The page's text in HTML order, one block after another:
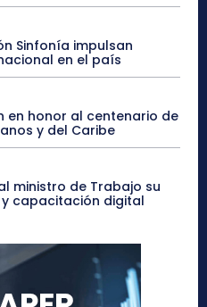
Sinfonía impulsan
en el país
en honor al centenario de
y del Caribe
ministro de Trabajo su
capacitación digital